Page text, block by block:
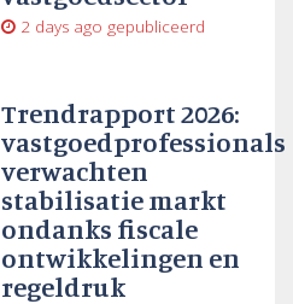
2 days ago gepubliceerd
Trendrapport 2026:
vastgoedprofessionals
verwachten
stabilisatie markt
ondanks fiscale
ontwikkelingen en
regeldruk